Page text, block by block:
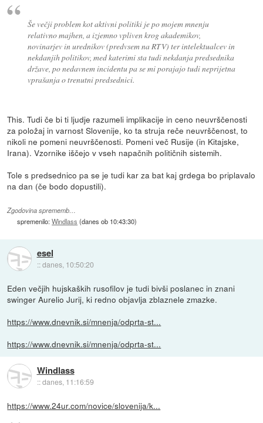
Še večji problem kot aktivni politiki je po mojem mnenju
relativno majhen, a izjemno vpliven krog akademikov,
novinarjev in urednikov (predvsem na RTV) ter intelektualcev in
nekdanjih politikov, med katerimi sta tudi nekdanja predsednika
države, po nedavnem incidentu pa se mi porajajo tudi neprijetna
vprašanja o trenutni predsednici.
This. Tudi če bi ti ljudje razumeli implikacije in ceno neuvrščenosti
za položaj in varnost Slovenije, ko ta struja reče neuvrščenost, to
nikoli ne pomeni neuvrščenosti. Pomeni več Rusije (in Kitajske,
Irana). Vzornike iščejo v vseh napačnih političnih sistemih.
Tole s predsednico pa se je tudi kar za bat kaj grdega bo priplavalo
na dan (če bodo dopustili).
Zgodovina sprememb…
spremenilo:Windlass (danes ob 10:43:30)
esel
::danes, 10:50:20
Eden večjih hujskaških rusofilov je tudi bivši poslanec in znani
swinger Aurelio Jurij, ki redno objavlja zblaznele zmazke.
https://www.dnevnik.si/mnenja/odprta-st...
https://www.dnevnik.si/mnenja/odprta-st...
Windlass
::danes, 11:16:59
https://www.24ur.com/novice/slovenija/k...